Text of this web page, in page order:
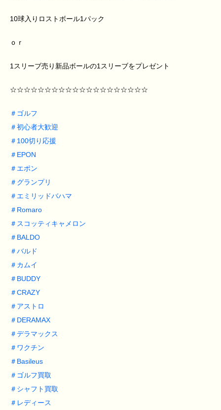
10球入りロストボール1パック
ｏｒ
1スリーブ売り新品ボールの1スリーブをプレゼント
☆☆☆☆☆☆☆☆☆☆☆☆☆☆☆☆☆☆☆☆
＃ ゴルフ
＃初心者大歓迎
＃ 100切り応援
＃ EPON
＃ エポン
＃ グランプリ
＃ エミリッドバハマ
＃ Romaro
＃ スコッティキャメロン
＃ BALDO
＃バルド
＃ カムイ
＃ BUDDY
＃CRAZY
＃ アストロ
＃ DERAMAX
＃デラマックス
＃ ワクチン
＃ Basileus
＃ ゴルフ買取
＃ シャフト買取
＃ レディース